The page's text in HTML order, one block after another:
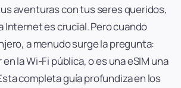
aventuras con tus seres queridos,
Internet es crucial. Pero cuando
a menudo surge la pregunta:
la Wi-Fi pública, o es una eSIM una
completa guía profundiza en los